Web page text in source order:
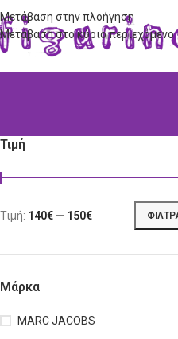
Μετάβαση στην πλοήγηση
Μετάβαση στο κύριο περιεχόμενο
Τιμή
Τιμή: 140€ — 150€
Μάρκα
MARC JACOBS